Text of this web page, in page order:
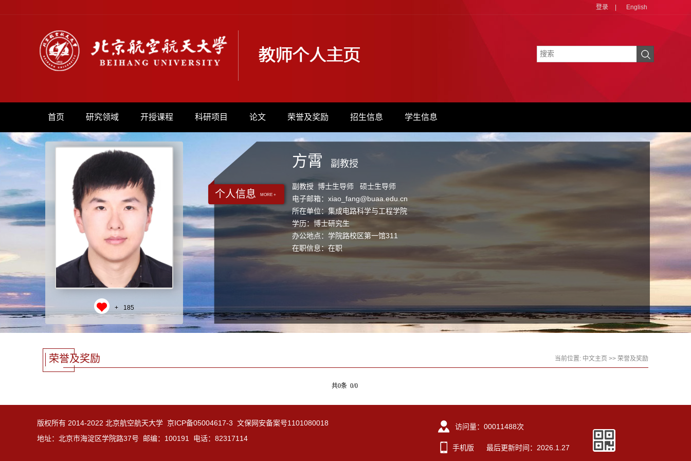
登录 English
首页 研究领域 开授课程 科研项目 论文 荣誉及奖励 招生信息 学生信息
+ 185
个人信息 MORE +
方霄 副教授
副教授 博士生导师 硕士生导师
电子邮箱： xiao_fang@buaa.edu.cn
所在单位：集成电路科学与工程学院
学历：博士研究生
办公地点：学院路校区第一馆311
在职信息：在职
荣誉及奖励 当前位置: 中文主页 >> 荣誉及奖励
共0条 0/0
版权所有 2014-2022 北京航空航天大学 京ICP备05004617-3 文保网安备案号1101080018
地址：北京市海淀区学院路37号 邮编：100191 电话：82317114
访问量： 00011488次
手机版 最后更新时间： 2026 1 27